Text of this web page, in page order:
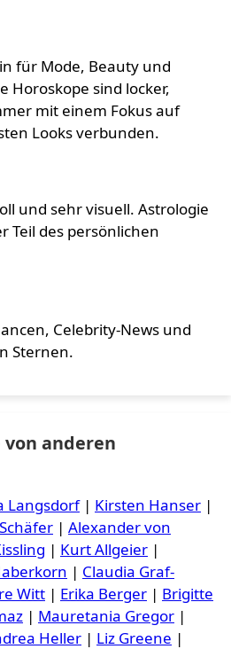
für Mode, Beauty und
Horoskope sind locker,
mit einem Fokus auf
Looks verbunden.
und sehr visuell. Astrologie
Teil des persönlichen
Celebrity-News und
Sternen.
von anderen
Langsdorf| Kirsten Hanser |
| Alexander von
| Kurt Allgeier |
| Claudia Graf-
Witt | Erika Berger | Brigitte
| Mauretania Gregor |
Heller | Liz Greene |